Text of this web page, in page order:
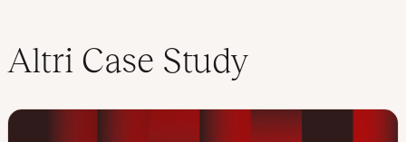
Altri Case Study